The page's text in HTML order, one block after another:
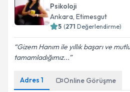
E-posta Adresiniz
Kişisel verilerimin
kapsamda işlenmesini
Psikoloji
Ankara, Etimesgut
5 (271 Değerlendirme)
Gizem Hanım ile yıllık başarı ve
tamamladığımız...
Adres 1 Online Görüşme